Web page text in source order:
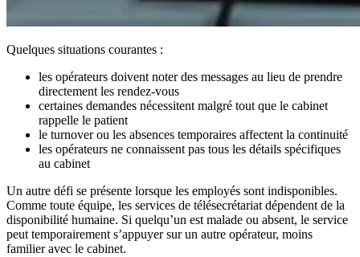
Quelques situations courantes :
les opérateurs doivent noter des messages au lieu de prendre
directement les rendez-vous
certaines demandes nécessitent malgré tout que le cabinet
rappelle le patient
le turnover ou les absences temporaires affectent la continuité
les opérateurs ne connaissent pas tous les détails spécifiques
au cabinet
Un autre défi se présente lorsque les employés sont indisponibles.
Comme toute équipe, les services de télésecrétariat dépendent de la
disponibilité humaine. Si quelqu’un est malade ou absent, le service
peut temporairement s’appuyer sur un autre opérateur, moins
familier avec le cabinet.